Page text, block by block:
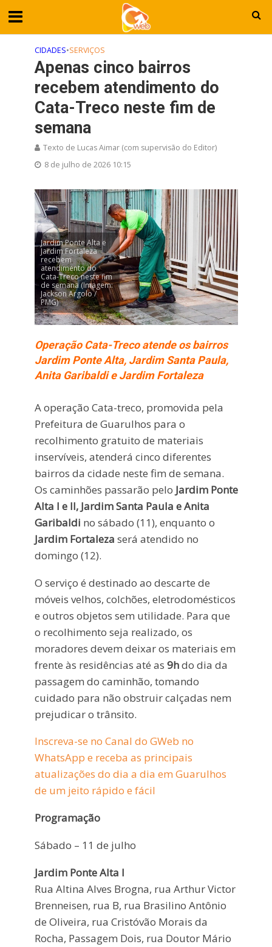
CIDADES•SERVIÇOS
Apenas cinco bairros
recebem atendimento do
Cata-Treco neste fim de
semana
Texto de Lucas Aimar (com supervisão do Editor)
8 de julho de 2026 10:15
Jardim Ponte Alta e
Jardim Fortaleza
recebem
atendimento do
Cata-Treco neste fim
de semana (Imagem:
Jackson Argolo /
PMG)
Operação Cata-Treco atende os bairros
Jardim Ponte Alta, Jardim Santa Paula,
Anita Garibaldi e Jardim Fortaleza
A operação Cata-treco, promovida pela
Prefeitura de Guarulhos para o
recolhimento gratuito de materiais
inservíveis, atenderá cinco diferentes
bairros da cidade neste fim de semana.
Os caminhões passarão pelo Jardim Ponte
Alta I e II, Jardim Santa Paula e Anita
Garibaldi no sábado (11), enquanto o
Jardim Fortaleza será atendido no
domingo (12).
O serviço é destinado ao descarte de
móveis velhos, colchões, eletrodomésticos
e outros objetos sem utilidade. Para que
o recolhimento seja realizado, os
moradores devem deixar os materiais em
frente às residências até as 9hdo dia da
passagem do caminhão, tomando
cuidado para não obstruir calçadas nem
prejudicar o trânsito.
Inscreva-se no Canal do GWeb no
WhatsApp e receba as principais
atualizações do dia a dia em Guarulhos
de um jeito rápido e fácil
Programação
Sábado – 11 de julho
Jardim Ponte Alta I
Rua Altina Alves Brogna, rua Arthur Victor
Brenneisen, rua B, rua Brasilino Antônio
de Oliveira, rua Cristóvão Morais da
Rocha, Passagem Dois, rua Doutor Mário